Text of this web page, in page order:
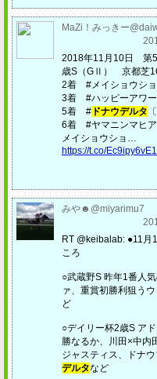
MaZi！みっきー
2018年11月10日 第
歳S（GⅡ） 京都芝
2着 #メイショウショ
3着 #ハッピーアワー
5着 # ドナウデルタ
6着 #ヤマニンマヒ
メイショウショ…
https://t.co/Ec9ipy6vE1
みや☻@miyarimu7
RT @keibalab: ●11月
ころ
○武蔵野S 昨年1番人
ァ、重賞初勝利狙う
ど
○デイリー杯2歳S ア
勝なるか、川田×中内
ジャスティス、ドナ
デルタなど